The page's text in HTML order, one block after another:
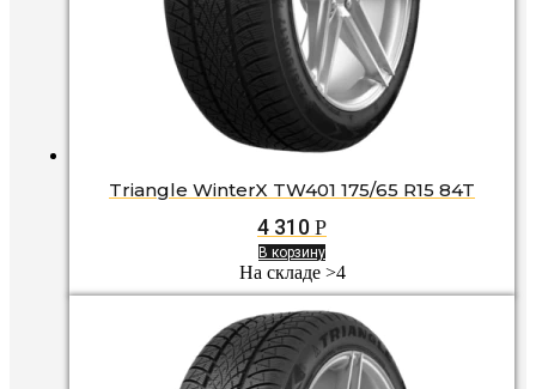
Triangle WinterX TW401 175/65 R15 84T
4 310 Р
В корзину
На складе >4